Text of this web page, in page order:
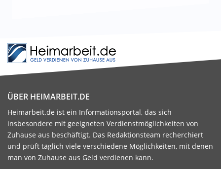
ÜBER HEIMARBEIT.DE
Heimarbeit.de ist ein Informationsportal, das sich
insbesondere mit geeigneten Verdienstmöglichkeiten von
Zuhause aus beschäftigt. Das Redaktionsteam recherchiert
und prüft täglich viele verschiedene Möglichkeiten, mit denen
man von Zuhause aus Geld verdienen kann.